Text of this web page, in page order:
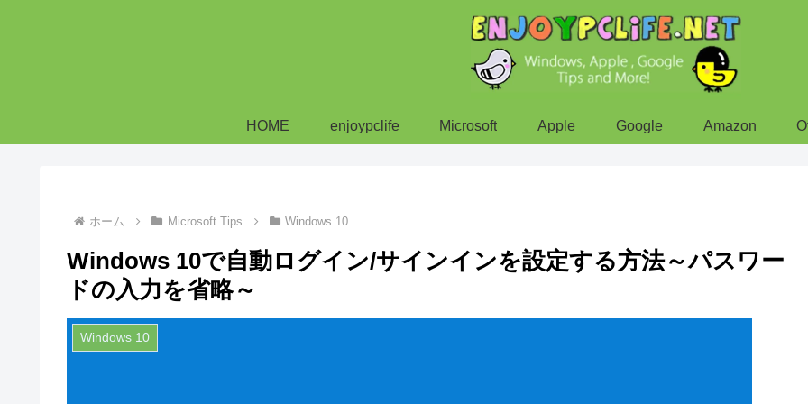
HOME enjoypclife Microsoft Apple Google Amazon
ホーム Microsoft Tips Windows 10
Windows 10で自動ログイン/サインインを設定する方法～パスワー
ドの入力を省略～
Windows 10